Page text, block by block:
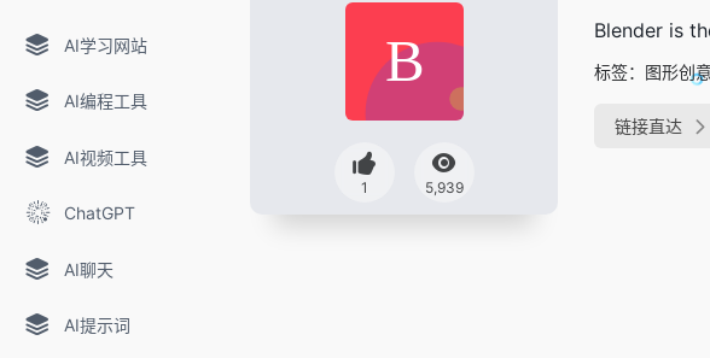
AI学习网站
AI编程工具
AI视频工具
ChatGPT
AI聊天
AI提示词
1 5,939
Blender is
标签： 图形创意
链接直达